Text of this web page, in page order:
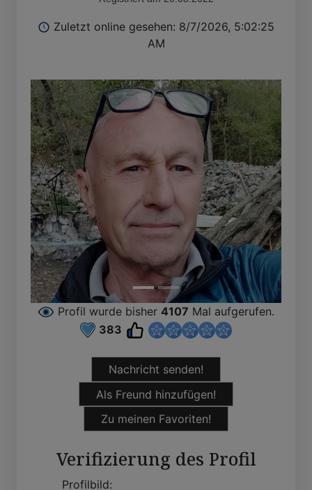
Zuletzt online gesehen: 8/7/2026, 5:02:25
AM
Profil wurde bisher 4107 Mal aufgerufen.
383
Nachricht senden!
Als Freund hinzufügen!
Zu meinen Favoriten!
Verifizierung des Profil
Profilbild: